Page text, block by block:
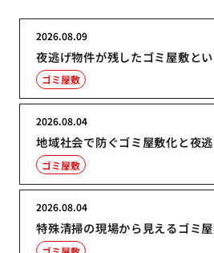
夜逃げ物件が残したゴミ屋敷と
2026.08.09
ゴミ屋敷
地域社会で防ぐゴミ屋敷化と夜
2026.08.04
ゴミ屋敷
特殊清掃の現場から見えるゴミ
2026.08.04